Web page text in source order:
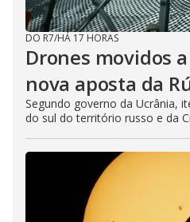
DO R7/HÁ 17 HORAS
Drones movidos
nova aposta da
Segundo governo da Ucrânia,
do sul do território russo e da